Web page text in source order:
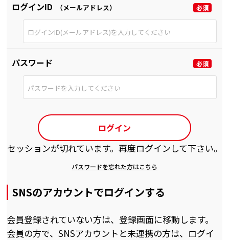
ログインID （メールアドレス）
パスワード
ログイン
セッションが切れています。再度ログインして下さい。
パスワードを忘れた方はこちら
SNSのアカウントでログインする
会員登録されていない方は、登録画面に移動します。
会員の方で、SNSアカウントと未連携の方は、ログイ